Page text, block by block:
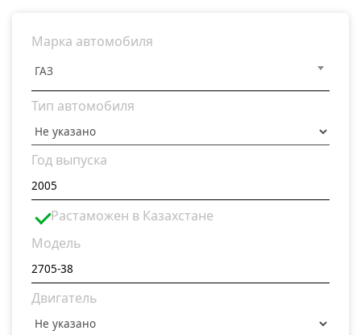
Марка автомобиля
ГАЗ
Тип автомобиля
Год выпуска
Растаможен в Казахстане
Модель
Двигатель